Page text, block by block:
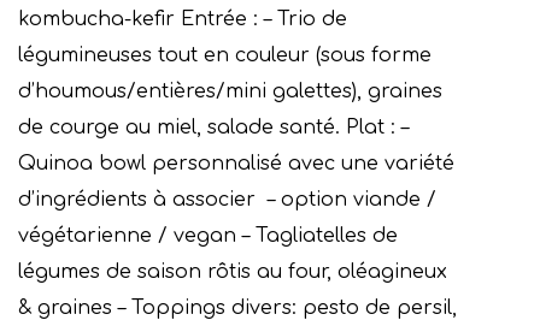
kombucha-kefir Entrée : – Trio de
légumineuses tout en couleur (sous forme
d’houmous/entières/mini galettes), graines
de courge au miel, salade santé. Plat : –
Quinoa bowl personnalisé avec une variété
d’ingrédients à associer – option viande /
végétarienne / vegan – Tagliatelles de
légumes de saison rôtis au four, oléagineux
& graines – Toppings divers: pesto de persil,